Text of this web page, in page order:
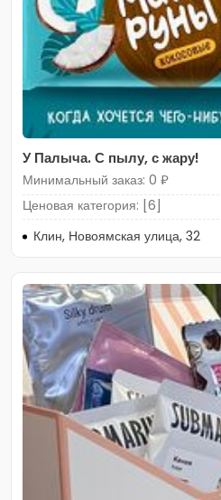
У Палыча. С пылу, с жару!
Минимальный заказ: 0 ₽
Ценовая категория: [6]
Клин, Новоямская улица, 32